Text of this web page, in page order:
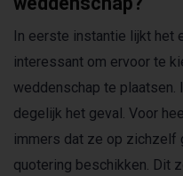
In eerste instantie lijkt het
interessant om ervoor te
weddenschap te plaatsen.
degelijk het geval. Voor
immers dat ze op zichzelf
quotering beschikken. Dit